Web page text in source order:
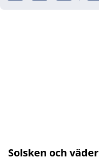
Solsken och väder